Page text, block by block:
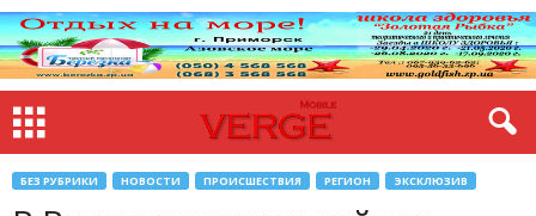
БЕЗ РУБРИКИ НОВОСТИ ПРОИСШЕСТВИЯ РЕГИОН ЭКСКЛЮЗИВ